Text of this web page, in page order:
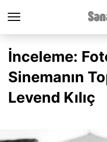
İnceleme:
Sinemanın
Levend Kılıç